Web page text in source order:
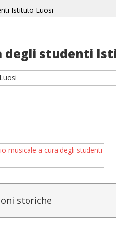
Istituto Luosi
degli studenti
storiche